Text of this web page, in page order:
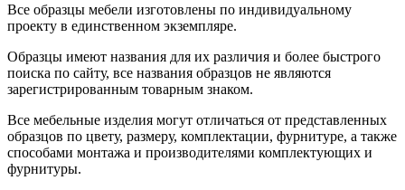
Все образцы мебели изготовлены по индивидуальному
проекту в единственном экземпляре.
Образцы имеют названия для их различия и более быстрого
поиска по сайту, все названия образцов не являются
зарегистрированным товарным знаком.
Все мебельные изделия могут отличаться от представленных
образцов по цвету, размеру, комплектации, фурнитуре, а также
способами монтажа и производителями комплектующих и
фурнитуры.